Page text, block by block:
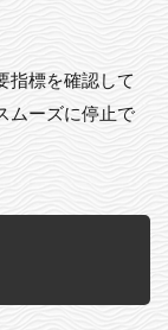
指標を確認して
ムーズに停止で